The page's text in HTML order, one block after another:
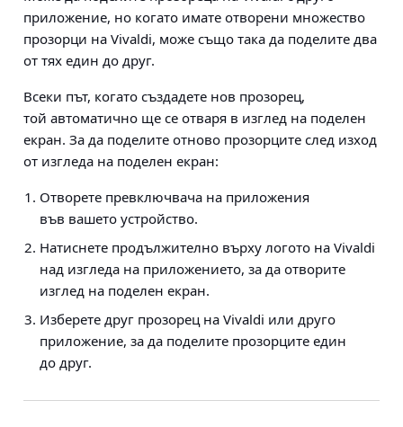
приложение, но когато имате отворени множество
прозорци на Vivaldi, може също така да поделите два
от тях един до друг.
Всеки път, когато създадете нов прозорец,
той автоматично ще се отваря в изглед на поделен
екран. За да поделите отново прозорците след изход
от изгледа на поделен екран:
Отворете превключвача на приложения
във вашето устройство.
Натиснете продължително върху логото на Vivaldi
над изгледа на приложението, за да отворите
изглед на поделен екран.
Изберете друг прозорец на Vivaldi или друго
приложение, за да поделите прозорците един
до друг.